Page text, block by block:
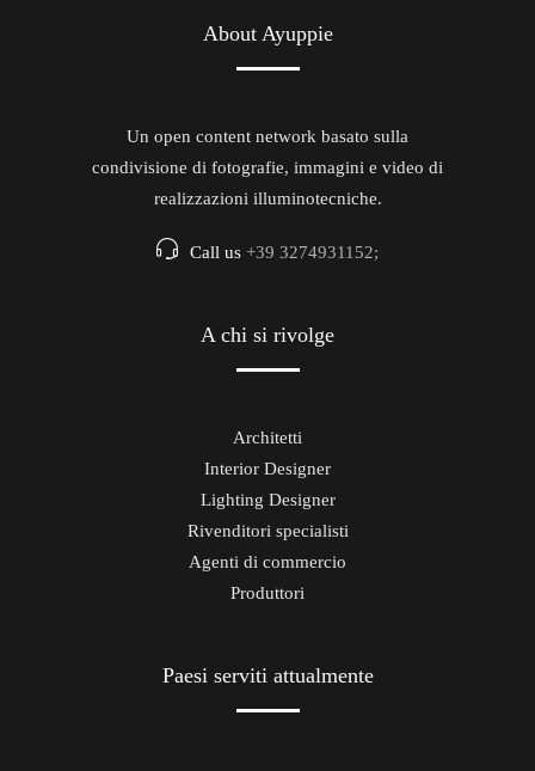
About Ayuppie
Un open content network basato sulla
condivisione di fotografie, immagini e video di
realizzazioni illuminotecniche.
Call us +39 3274931152;
A chi si rivolge
Architetti
Interior Designer
Lighting Designer
Rivenditori specialisti
Agenti di commercio
Produttori
Paesi serviti attualmente